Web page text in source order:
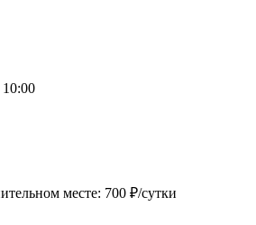
10:00
месте: 700 ₽/сутки